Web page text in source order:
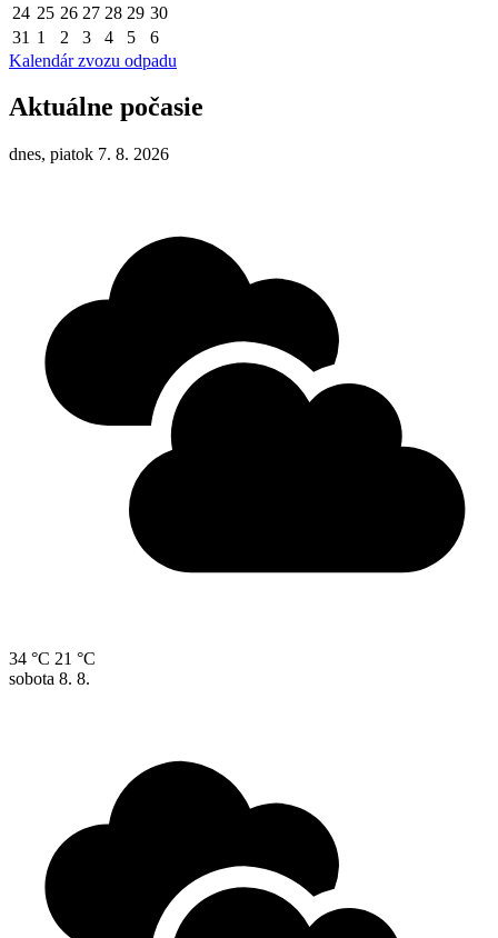
24 25 26 27 28 29 30
31 1 2 3 4 5
6
Kalendár zvozu odpadu
Aktuálne počasie
dnes, piatok 7. 8. 2026
34 °C 21 °C
sobota 8. 8.